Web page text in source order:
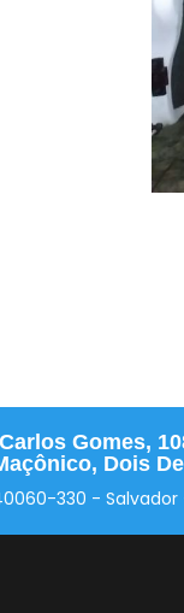
Gomes,
Dois
330 - Salvador